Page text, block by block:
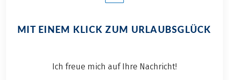
MIT EINEM KLICK ZUM URLAUBSGLÜCK
Ich freue mich auf Ihre Nachricht!